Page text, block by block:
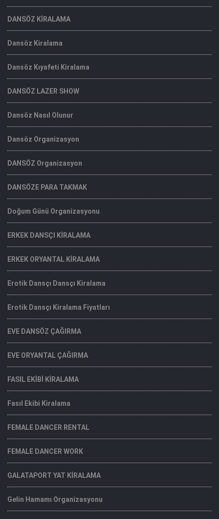
DANSÖZ KİRALAMA
Dansöz Kiralama
Dansöz Kıyafeti Kiralama
DANSÖZ LAZER SHOW
Dansöz Nasıl Olunur
Dansöz Organizasyon
DANSÖZ Organizasyon
DANSÖZE PARA TAKMAK
Doğum Günü Organizasyonu
ERKEK DANSÇI KİRALAMA
ERKEK ORYANTAL KİRALAMA
Erotik Dansçı Dansçı Kiralama
Erotik Dansçı Kiralama Fiyatları
EVE DANSÖZ ÇAĞIRMA
EVE ORYANTAL ÇAĞIRMA
FASIL EKİBİ KİRALAMA
Fasıl Ekibi Kiralama
FEMALE DANCER RENTAL
FEMALE DANCER WORK
GALATAPORT YAT KİRALAMA
Gelin Hamamı Organizasyonu